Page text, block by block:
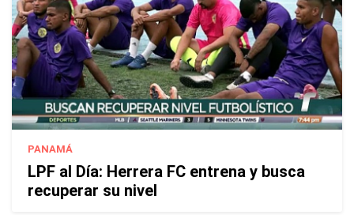
PANAMÁ
LPF al Día: Herrera FC entrena y busca
recuperar su nivel